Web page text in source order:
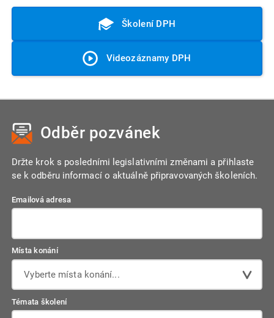
Školení DPH
Videozáznamy DPH
Odběr pozvánek
Držte krok s posledními legislativními změnami a přihlaste
se k odběru informací o aktuálně připravovaných školeních.
Emailová adresa
Místa konání
Vyberte místa konání...
Témata školení